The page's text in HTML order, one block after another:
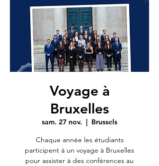
Voyage à
Bruxelles
sam. 27 nov.
  |
Brussels
Chaque année les étudiants
participent à un voyage à Bruxelles
pour assister à des conférences au